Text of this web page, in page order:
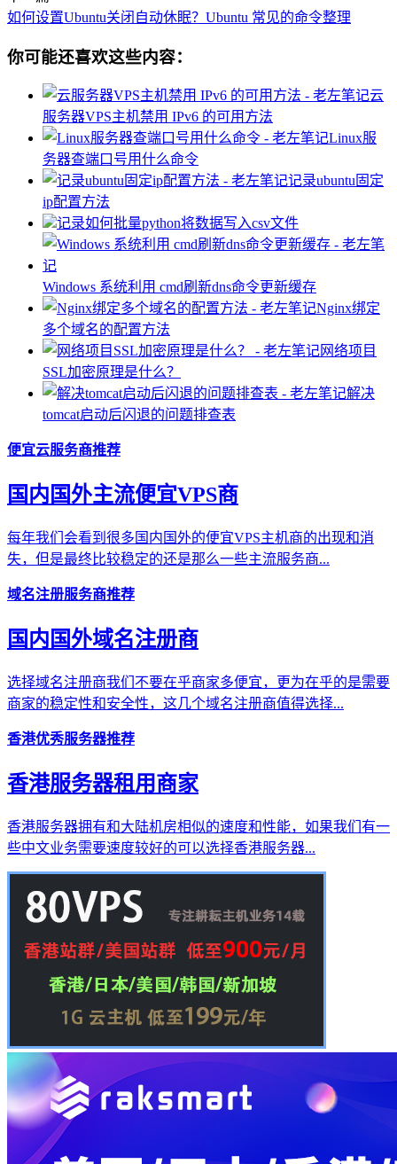
如何设置Ubuntu关闭自动休眠？Ubuntu 常见的命令整理
你可能还喜欢这些内容：
云
服务器VPS主机禁用 IPv6 的可用方法
Linux服
务器查端口号用什么命令
记录ubuntu固定
ip配置方法
记录如何批量python将数据写入csv文件
Windows 系统利用 cmd刷新dns命令更新缓存
Nginx绑定
多个域名的配置方法
网络项目
SSL加密原理是什么？
解决
tomcat启动后闪退的问题排查表
便宜云服务商推荐
国内国外主流便宜VPS商
每年我们会看到很多国内国外的便宜VPS主机商的出现和消
失，但是最终比较稳定的还是那么一些主流服务商...
域名注册服务商推荐
国内国外域名注册商
选择域名注册商我们不要在乎商家多便宜，更为在乎的是需要
商家的稳定性和安全性，这几个域名注册商值得选择...
香港优秀服务器推荐
香港服务器租用商家
香港服务器拥有和大陆机房相似的速度和性能，如果我们有一
些中文业务需要速度较好的可以选择香港服务器...